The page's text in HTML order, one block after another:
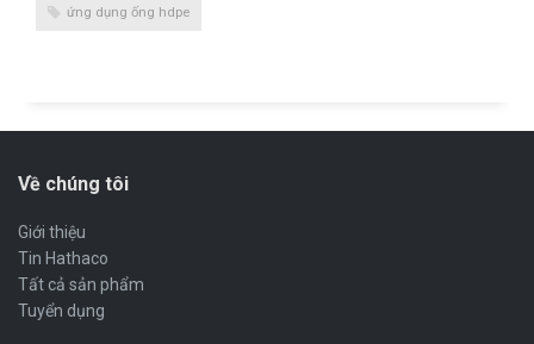
ứng dụng ống hdpe
Về chúng tôi
Giới thiệu
Tin Hathaco
Tất cả sản phẩm
Tuyển dụng